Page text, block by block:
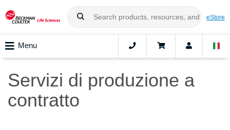
eStore
Menu
Servizi di produzione a
contratto